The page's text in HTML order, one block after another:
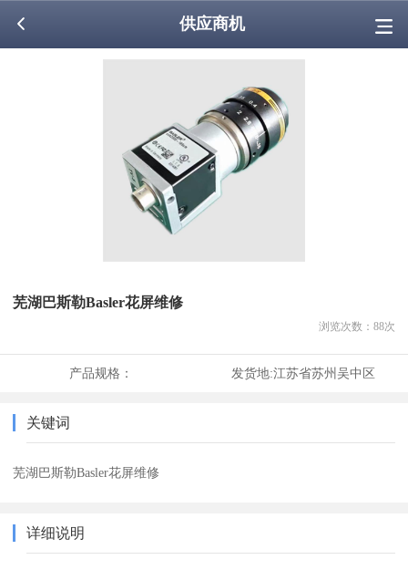
供应商机
芜湖巴斯勒Basler花屏维修
浏览次数： 88次
产品规格： 发货地:江苏省苏州吴中区
关键词
芜湖巴斯勒Basler花屏维修
详细说明